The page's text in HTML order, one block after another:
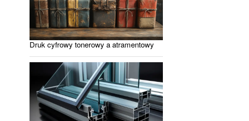
Druk cyfrowy tonerowy a atramentowy